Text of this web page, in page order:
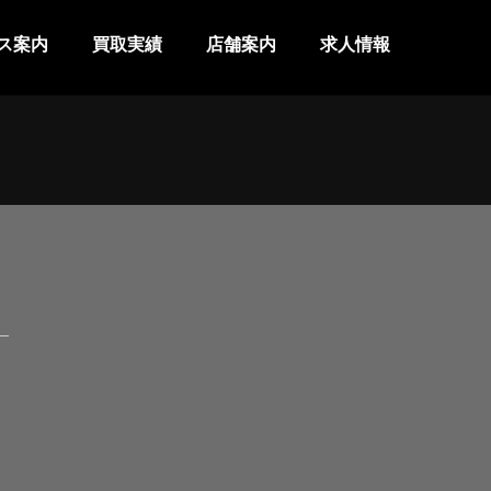
案内 買取実績 店舗案内 求人情報